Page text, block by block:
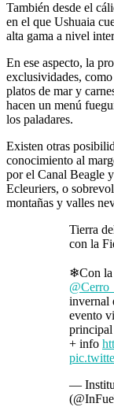
También desde el
en el que Ushuaia
alta gama a nivel
En ese aspecto, la
exclusividades,
platos de mar y
hacen un menú
los paladares.
Existen otras
conocimiento al
por el Canal Beagle
Ecleuriers, o
montañas y valles
Tierra
con la
❄Con la
invernal
evento
principal
+ info
—